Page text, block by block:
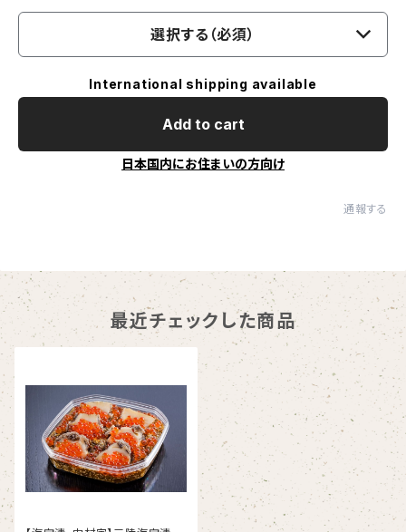
選択する（必須）
International shipping available
Add to cart
日本国内にお住まいの方向け
通報する
最近チェックした商品